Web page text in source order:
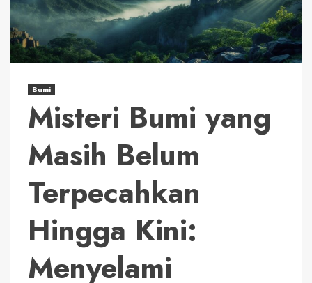
Bumi
Misteri Bumi yang
Masih Belum
Terpecahkan
Hingga Kini:
Menyelami